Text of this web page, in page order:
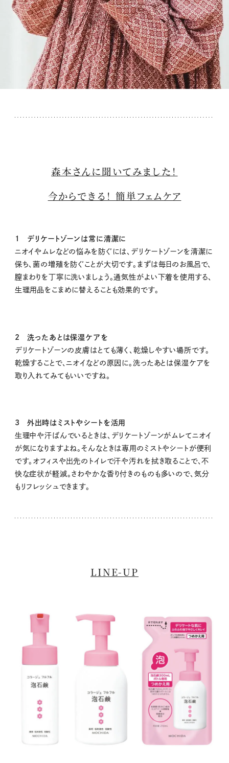
森本さんに聞いてみました！
今からできる！ 簡単フェムケア
1 デリケートゾーンは常に清潔に
ニオイやムレなどの悩みを防ぐには、デリケートゾーンを清潔に
保ち、菌の増殖を防ぐことが大切です。まずは毎日のお風呂で、
膣まわりを丁寧に洗いましょう。通気性がよい下着を使用する、
生理用品をこまめに替えることも効果的です。
2 洗ったあとは保湿ケアを
デリケートゾーンの皮膚はとても薄く、乾燥しやすい場所です。
乾燥することで、ニオイなどの原因に。洗ったあとは保湿ケアを
取り入れてみてもいいですね。
3 外出時はミストやシートを活用
生理中や汗ばんでいるときは、デリケートゾーンがムレてニオイ
が気になりますよね。そんなときは専用のミストやシートが便利
です。オフィスや出先のトイレで汗や汚れを拭き取ることで、不
快な症状が軽減。さわやかな香り付きのものも多いので、気分
もリフレッシュできます。
LINE-UP